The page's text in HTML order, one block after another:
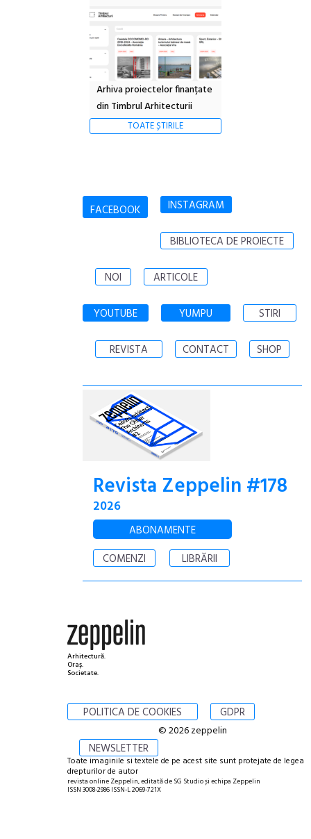
Arhiva proiectelor finanțate
din Timbrul Arhitecturii
TOATE ȘTIRILE
FACEBOOK INSTAGRAM
BIBLIOTECA DE PROIECTE
NOI ARTICOLE
YOUTUBE YUMPU STIRI
REVISTA CONTACT SHOP
Revista Zeppelin #178
2026
ABONAMENTE
COMENZI
LIBRĂRII
Arhitectură.
Oraș.
Societate.
POLITICA DE COOKIES GDPR
NEWSLETTER
© 2026 zeppelin
Toate imaginile si textele de pe acest site sunt protejate de legea
drepturilor de autor
revista online Zeppelin, editată de SG Studio și echipa Zeppelin
ISSN 3008-2986 ISSN-L 2069-721X